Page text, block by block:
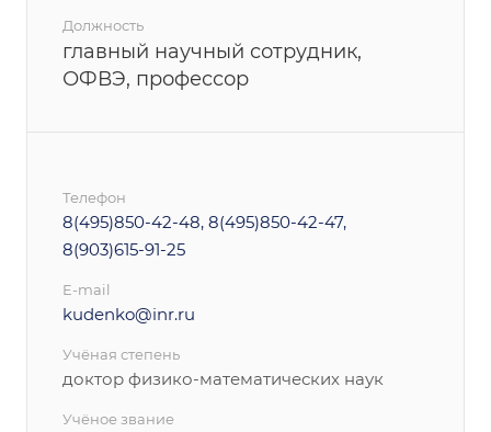
Должность
главный научный сотрудник,
ОФВЭ, профессор
Телефон
8(495)850-42-48, 8(495)850-42-47,
8(903)615-91-25
E-mail
kudenko@inr.ru
Учёная степень
доктор физико-математических наук
Учёное звание